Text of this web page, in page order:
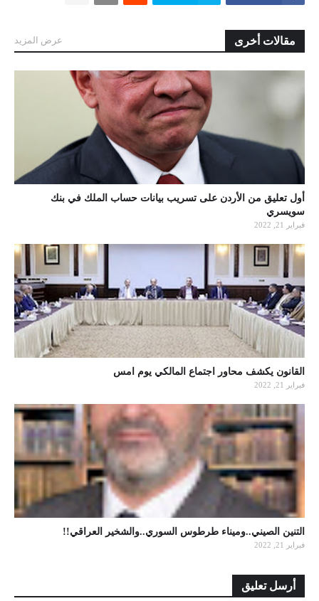
مقالات أخرى عرض المزيد
أول تعليق من الأردن على تسريب بيانات حساب الملك في بنك
سويسري
فبراير 21, 2022
القانون يكشف محاور اجتماع المالكي يوم امس
فبراير 21, 2022
التنين الصيني..وميناء طرطوس السوري..والشخير العراقي!!
فبراير 21, 2022
أرسل تعليق